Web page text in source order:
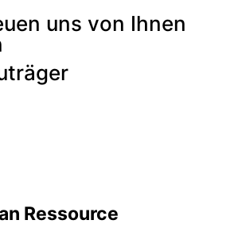
uns von Ihnen
Ressource